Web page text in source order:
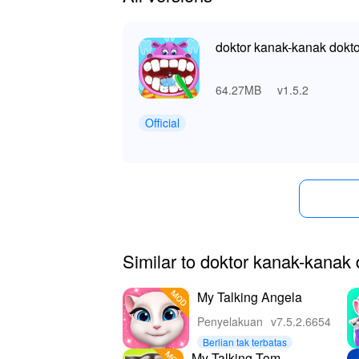
Mendownload dan bermain 'Doktor Gigi
hanya akan menikmati ciri permainan yang
pengetahuan berharga tentang praktik
adalah platform terbaik untuk memuat turun
doktor kanak-kanak
64.27MB v1.5.2
Official
Similar to doktor kanak-kanak
My Talking Angela
Penyelakuan v7.5.2.6654
Berlian tak terbatas